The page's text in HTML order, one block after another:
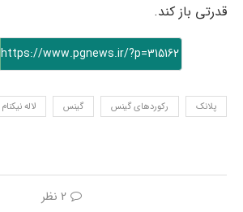
قدرتی باز کند.
https://www.pgnews.ir/?p=315162
پلانک رکوردهای گینس گینس لاله نیکنام
2 نظر